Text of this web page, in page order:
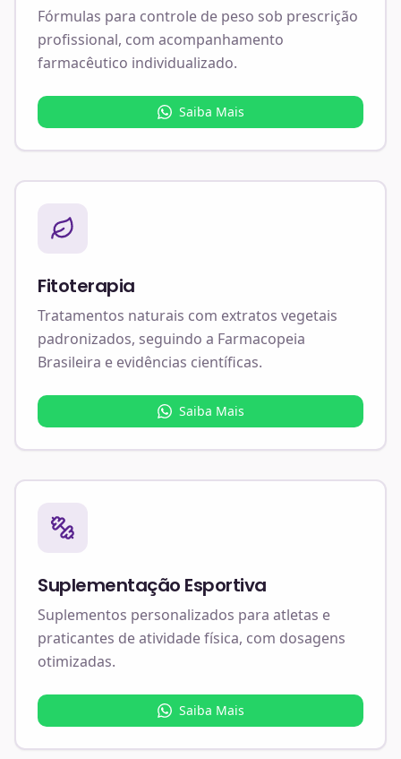
Fórmulas para controle de peso sob prescrição
profissional, com acompanhamento
farmacêutico individualizado.
Saiba Mais
Fitoterapia
Tratamentos naturais com extratos vegetais
padronizados, seguindo a Farmacopeia
Brasileira e evidências científicas.
Saiba Mais
Suplementação Esportiva
Suplementos personalizados para atletas e
praticantes de atividade física, com dosagens
otimizadas.
Saiba Mais